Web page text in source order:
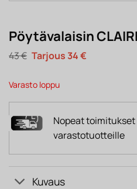
Pöytävalaisin
43€ Alkuperäinen
hinta
43 €.
34€Nykyinen
Varasto loppu
Nopeat toimitukset
varastotuotteille
Kuvaus